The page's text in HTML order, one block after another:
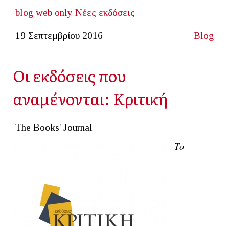
blog web only Νέες εκδόσεις
19 Σεπτεμβρίου 2016 Blog
Οι εκδόσεις που
αναμένονται: Κριτική
The Books' Journal
Το